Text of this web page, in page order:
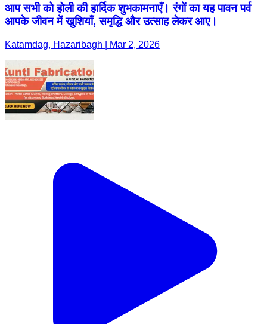
आप सभी को होली की हार्दिक शुभकामनाएँ। रंगों का यह पावन पर्व
आपके जीवन में खुशियाँ, समृद्धि और उत्साह लेकर आए।
Katamdag, Hazaribagh | Mar 2, 2026